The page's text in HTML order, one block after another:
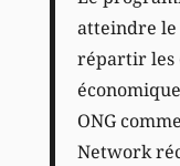
atteindre le
répartir les
ONG
Network